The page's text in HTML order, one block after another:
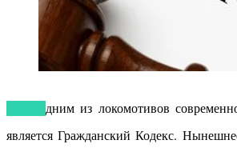
является Гражданский Кодекс.